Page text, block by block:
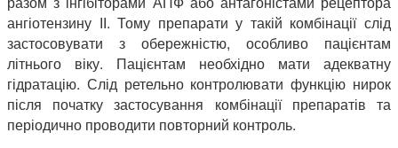
ангіотензину ІІ. Тому препарати у такій комбінації слід
застосовувати з обережністю, особливо пацієнтам
літнього віку. Пацієнтам необхідно мати адекватну
гідратацію. Слід ретельно контролювати функцію нирок
після початку застосування комбінації препаратів та
періодично проводити повторний контроль.